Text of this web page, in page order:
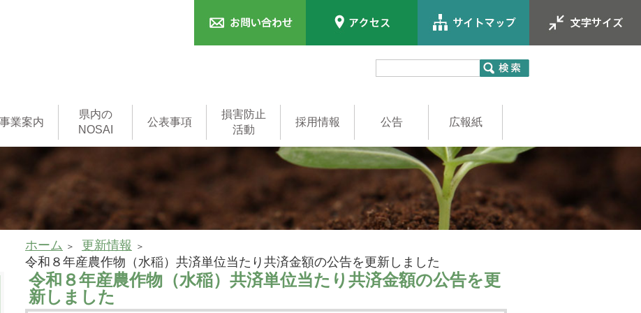
事業案内
済
県内の
NOSAI
本支所
家畜診療所
公表事項
損害防止
活動
採用情報
一般事務職員
家畜診療所職員
(獣医師)
公告 広報紙
ホーム
更新情報
令和８年産農作物（水稲）共済単位当たり共済金額の公告を更新しました
令和８年産農作物（水稲）共済単位当たり共済金額の公告を更
新しました